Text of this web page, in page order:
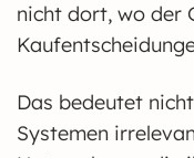
nicht dort, wo der
Das bedeutet
Systemen